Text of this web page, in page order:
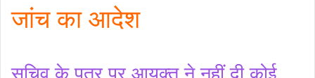
जांच का आदेश
सचिव के पत्र पर आयुक्त ने नहीं दी कोई